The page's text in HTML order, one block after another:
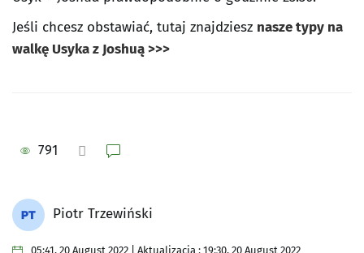
Jeśli chcesz obstawiać, tutaj znajdziesz nasze typy na
walkę Usyka z Joshuą >>>
791
Piotr Trzewiński
05:41, 20 August 2022 | Aktualizacja : 19:30, 20 August 2022